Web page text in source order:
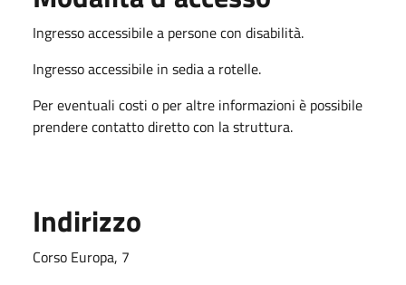
Ingresso accessibile a persone con disabilità.
Ingresso accessibile in sedia a rotelle.
Per eventuali costi o per altre informazioni è possibile
prendere contatto diretto con la struttura.
Indirizzo
Corso Europa, 7